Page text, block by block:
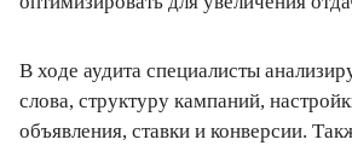
В ходе аудита специалисты
слова, структуру кампаний,
объявления, ставки и конверсии.